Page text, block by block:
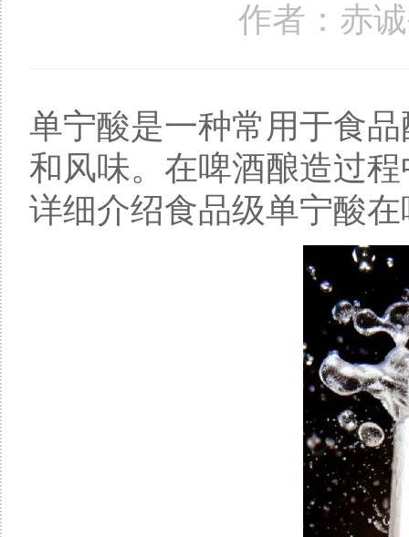
作者：赤
单宁酸是一种常用于食
和风味。在啤酒酿造过
详细介绍食品级单宁酸